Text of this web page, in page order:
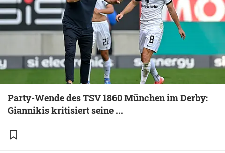
Party-Wende des TSV 1860 München im Derby:
Giannikis kritisiert seine ...